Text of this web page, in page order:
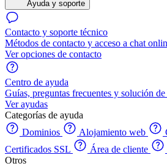
Ayuda y soporte
Contacto y soporte técnico
Métodos de contacto y acceso a chat
Ver opciones de contacto
Centro de ayuda
Guías, preguntas frecuentes y solución de
Ver ayudas
Categorías de ayuda
Dominios
Alojamiento web
Certificados SSL
Área de cliente
Otros